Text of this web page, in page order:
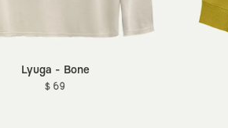
Lyuga - Bone
$ 69